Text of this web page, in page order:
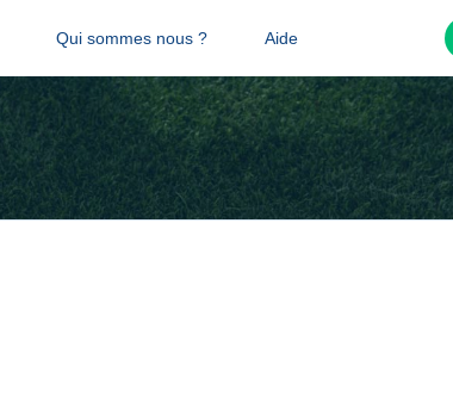
Qui sommes nous ? Aide